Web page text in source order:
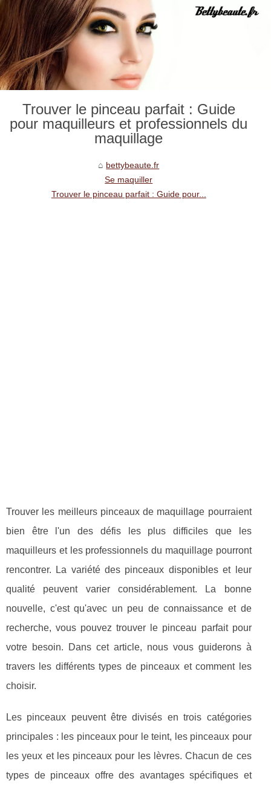
Trouver le pinceau parfait : Guide
pour maquilleurs et professionnels du
maquillage
bettybeaute.fr
Se maquiller
Trouver le pinceau parfait : Guide pour...
Trouver les meilleurs pinceaux de maquillage pourraient
bien être l'un des défis les plus difficiles que les
maquilleurs et les professionnels du maquillage pourront
rencontrer. La variété des pinceaux disponibles et leur
qualité peuvent varier considérablement. La bonne
nouvelle, c'est qu'avec un peu de connaissance et de
recherche, vous pouvez trouver le pinceau parfait pour
votre besoin. Dans cet article, nous vous guiderons à
travers les différents types de pinceaux et comment les
choisir.
Les pinceaux peuvent être divisés en trois catégories
principales : les pinceaux pour le teint, les pinceaux pour
les yeux et les pinceaux pour les lèvres. Chacun de ces
types de pinceaux offre des avantages spécifiques et